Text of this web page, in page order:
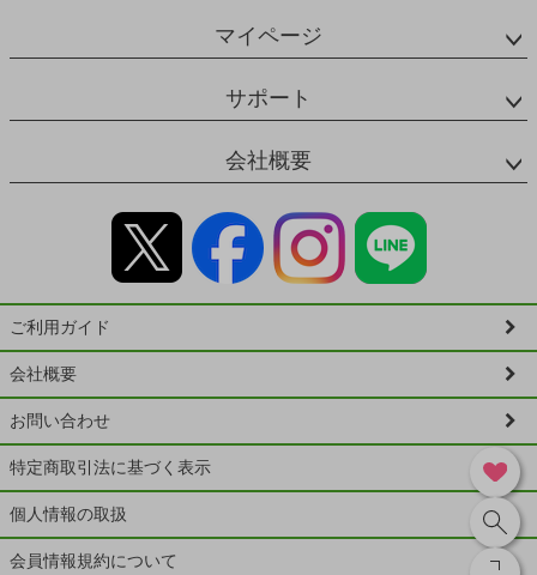
マイページ
サポート
会社概要
ご利用ガイド
会社概要
お問い合わせ
特定商取引法に基づく表示
個人情報の取扱
会員情報規約について